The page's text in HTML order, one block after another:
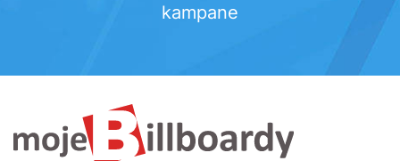
kampane